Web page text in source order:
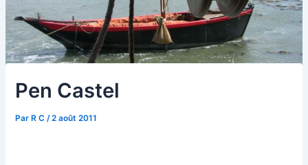
Pen Castel
ParR C /2 août 2011